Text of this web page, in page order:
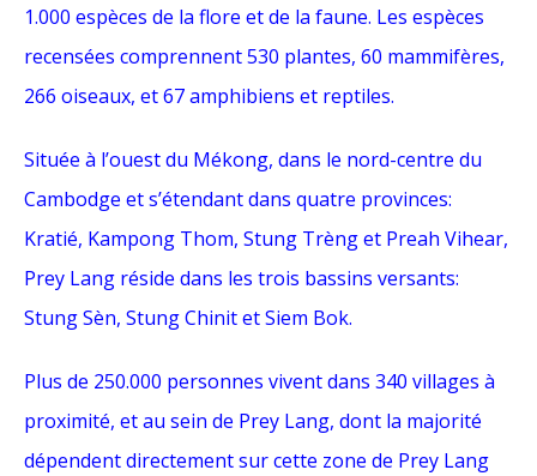
1.000 espèces de la flore et de la faune. Les espèces
recensées comprennent 530 plantes, 60 mammifères,
266 oiseaux, et 67 amphibiens et reptiles.
Située à l’ouest du Mékong, dans le nord-centre du
Cambodge et s’étendant dans quatre provinces:
Kratié, Kampong Thom, Stung Trèng et Preah Vihear,
Prey Lang réside dans les trois bassins versants:
Stung Sèn, Stung Chinit et Siem Bok.
Plus de 250.000 personnes vivent dans 340 villages à
proximité, et au sein de Prey Lang, dont la majorité
dépendent directement sur cette zone de Prey Lang